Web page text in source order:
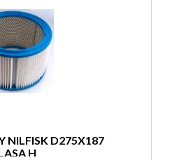
NILFISK D275X187
H